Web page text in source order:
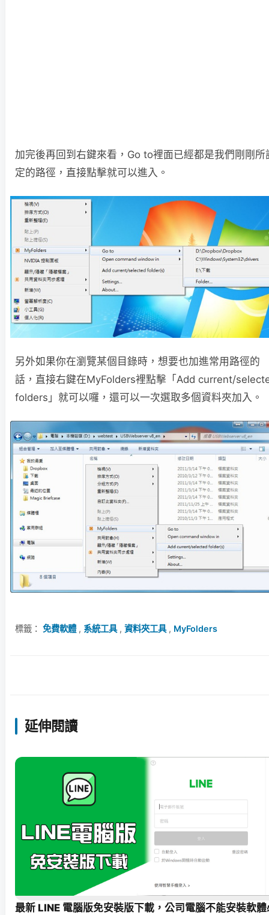
加完後再回到右鍵來看，Go to裡面已經都是我們剛剛所
定的路徑，直接點擊就可以進入。
另外如果你在瀏覽某個目錄時，想要也加進常用路徑的
話，直接右鍵在MyFolders裡點擊「Add current/
folders」就可以囉，還可以一次選取多個資料夾加入。
標籤： 免費軟體, 系統工具, 資料夾工具, MyFolders
延伸閱讀
最新 LINE 電腦版免安裝版下載，公司電腦不能安裝軟體